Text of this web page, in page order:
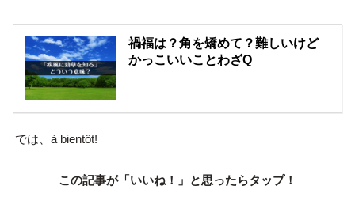
禍福は？角を矯めて？難しいけど
かっこいいことわざQ
では、à bientôt!
この記事が「いいね！」と思ったらタップ！